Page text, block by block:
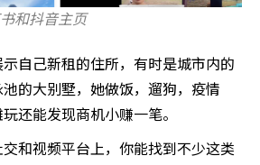
和抖音主页
自己新租的住所，有时是城市内的
的大别墅，她做饭，遛狗，疫情
还能发现商机小赚一笔。
和视频平台上，你能找到不少这类